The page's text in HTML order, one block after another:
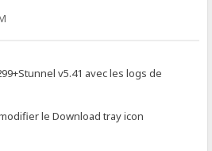
v5.41 avec les logs de
le Download tray icon